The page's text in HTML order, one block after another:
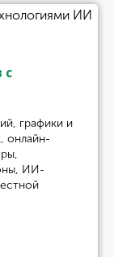
с
графики и
онлайн-
ИИ-